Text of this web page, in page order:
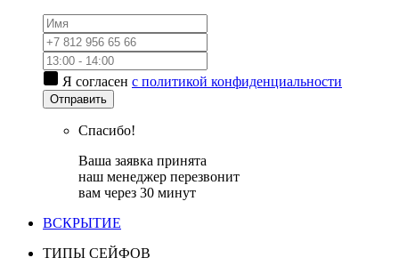
Я согласен с политикой конфиденциальности
Отправить
Спасибо!
Ваша заявка принята
наш менеджер перезвонит
вам через 30 минут
ВСКРЫТИЕ
ТИПЫ СЕЙФОВ